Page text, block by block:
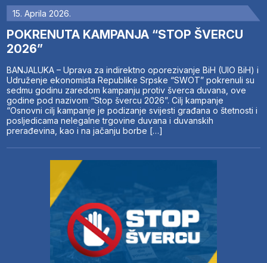
15. Aprila 2026.
POKRENUTA KAMPANJA “STOP ŠVERCU
2026”
BANJALUKA – Uprava za indirektno oporezivanje BiH (UIO BiH) i
Udruženje ekonomista Republike Srpske “SWOT” pokrenuli su
sedmu godinu zaredom kampanju protiv šverca duvana, ove
godine pod nazivom “Stop švercu 2026”. Cilj kampanje
“Osnovni cilj kampanje je podizanje svijesti građana o štetnosti i
posljedicama nelegalne trgovine duvana i duvanskih
prerađevina, kao i na jačanju borbe […]